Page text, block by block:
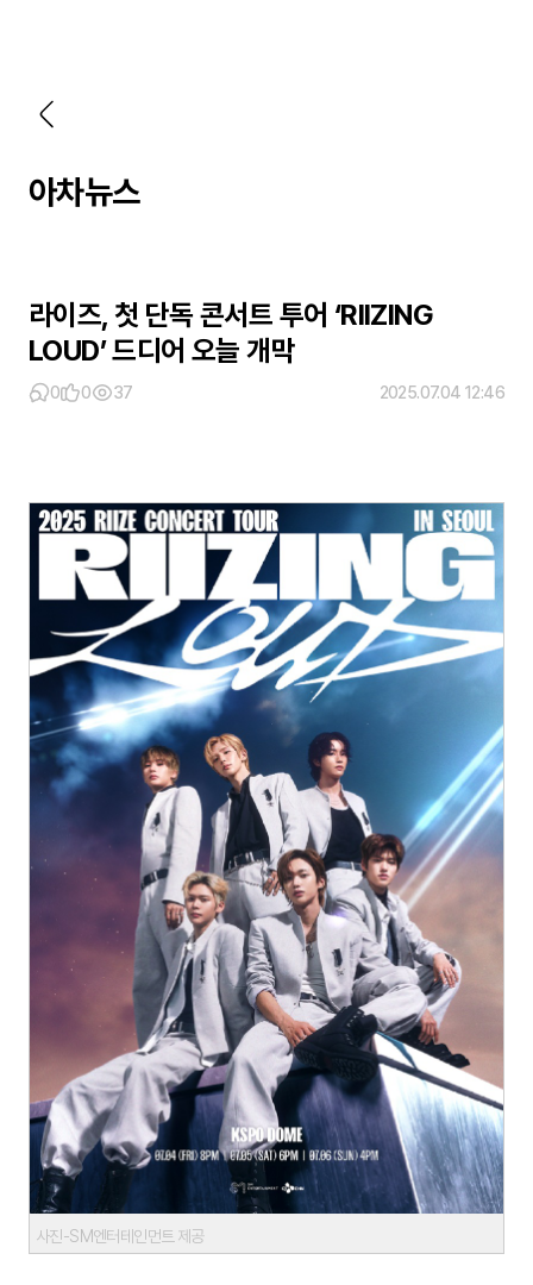
아차뉴스
라이즈, 첫 단독 콘서트 투어 ‘RIIZING
LOUD’ 드디어 오늘 개막
0 0 37 2025.07.04 12:46
사진-SM엔터테인먼트 제공